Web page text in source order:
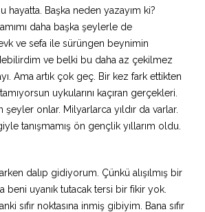
Başka neden yazayım ki?
daha başka şeylerle de
ve sefa ile sürüngen beynimin
ve belki bu daha az çekilmez
Ama artık çok geç. Bir kez fark ettikten
uykularını kaçıran gerçekleri.
şeyler onlar. Milyarlarca yıldır da varlar.
tanışmamış ön gençlik yıllarım oldu.
dalıp gidiyorum. Çünkü alışılmış bir
beni uyanık tutacak tersi bir fikir yok.
sıfır noktasına inmiş gibiyim. Bana sıfır